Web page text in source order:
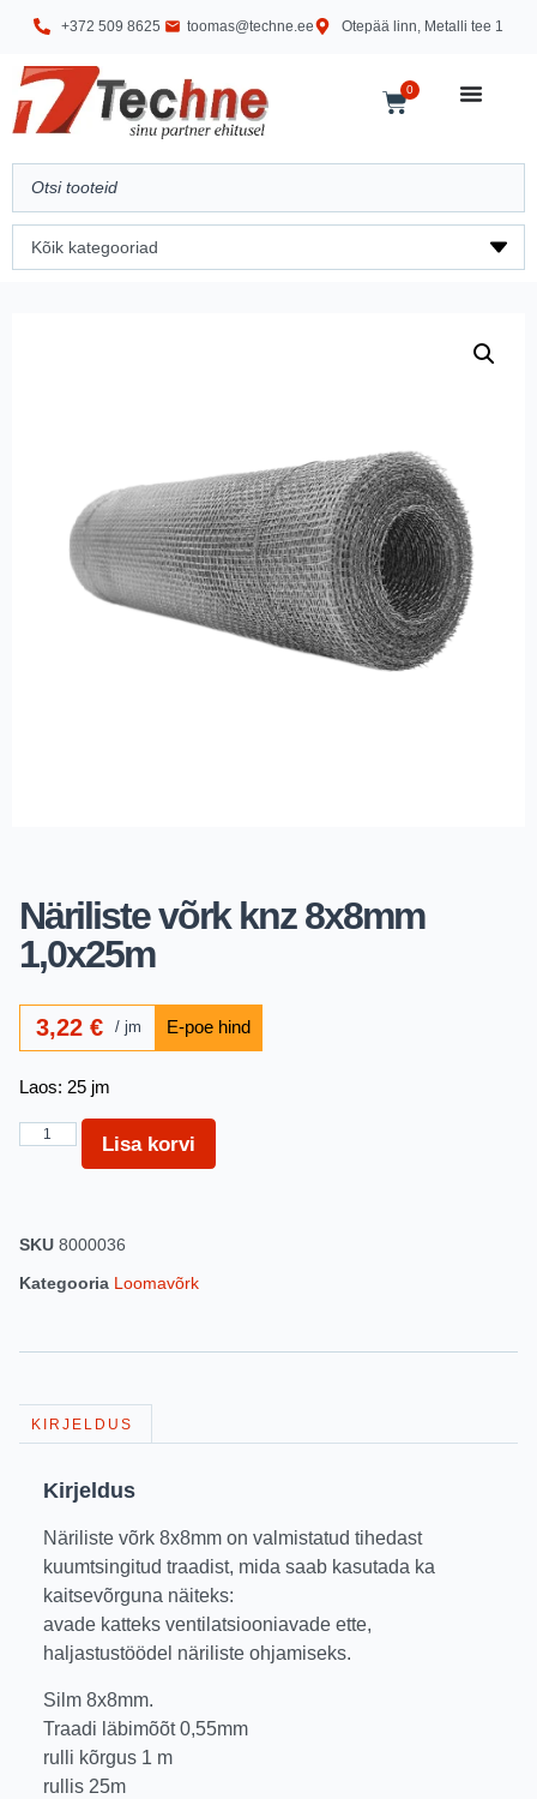
+372 509 8625 toomas@techne.ee Otepää linn, Metalli tee 1
0
Näriliste võrk knz 8x8mm
1,0x25m
3,22€ jm
Laos: 25 jm
Lisa korvi
SKU 8000036
Kategooria Loomavõrk
KIRJELDUS
Kirjeldus
Näriliste võrk 8x8mm on valmistatud tihedast
kuumtsingitud traadist, mida saab kasutada ka
kaitsevõrguna näiteks:
avade katteks ventilatsiooniavade ette,
haljastustöödel näriliste ohjamiseks.
Silm 8x8mm.
Traadi läbimõõt 0,55mm
rulli kõrgus 1 m
rullis 25m